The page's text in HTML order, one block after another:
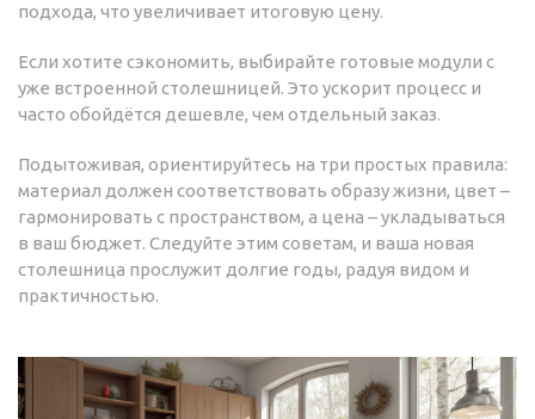
подхода, что увеличивает итоговую цену.
Если хотите сэкономить, выбирайте готовые модули с
уже встроенной столешницей. Это ускорит процесс и
часто обойдётся дешевле, чем отдельный заказ.
Подытоживая, ориентируйтесь на три простых правила:
материал должен соответствовать образу жизни, цвет –
гармонировать с пространством, а цена – укладываться
в ваш бюджет. Следуйте этим советам, и ваша новая
столешница прослужит долгие годы, радуя видом и
практичностью.